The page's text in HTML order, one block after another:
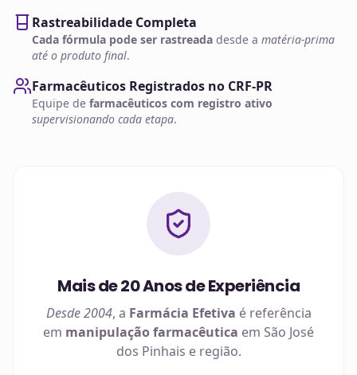
Rastreabilidade Completa
Cada fórmula pode ser rastreada desde a matéria-prima
até o produto final.
Farmacêuticos Registrados no CRF-PR
Equipe de farmacêuticos com registro ativo
supervisionando cada etapa.
Mais de 20 Anos de Experiência
Desde 2004, a Farmácia Efetiva é referência
em manipulação farmacêutica em São José
dos Pinhais e região.